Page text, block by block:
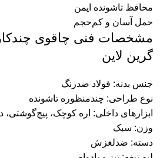
محافظ تاشونده ایمن
حمل آسان و کم‌حجم
گرین لاین
جنس بدنه: فولاد ضدزنگ
نوع طراحی: چندمنظوره تاشونده
ابزارهای داخلی: اره کوچک، پیچ‌گوشتی،
وزن: سبک
دسته: ضدلغزش